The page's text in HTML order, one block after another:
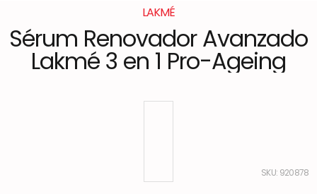
LAKMÉ
Sérum Renovador Avanzado
Lakmé 3 en 1 Pro-Ageing
: 920878